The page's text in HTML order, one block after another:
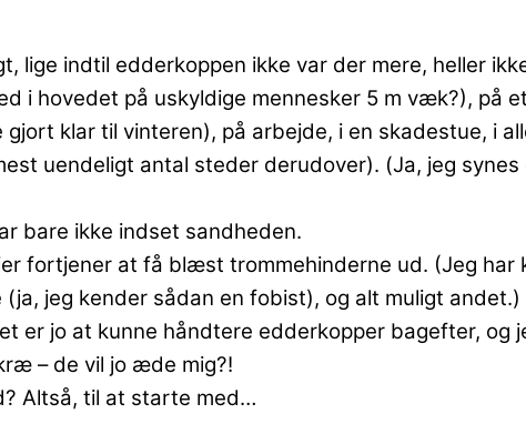
lige indtil edderkoppen ikke var der mere, heller
i hovedet på uskyldige mennesker 5 m væk?), på
klar til vinteren), på arbejde, i en skadestue, i
uendeligt antal steder derudover). (Ja, jeg
bare ikke indset sandheden.
fortjener at få blæst trommehinderne ud. (Jeg
jeg kender sådan en fobist), og alt muligt andet.)
er jo at kunne håndtere edderkopper bagefter, og
– de vil jo æde mig?!
Altså, til at starte med…